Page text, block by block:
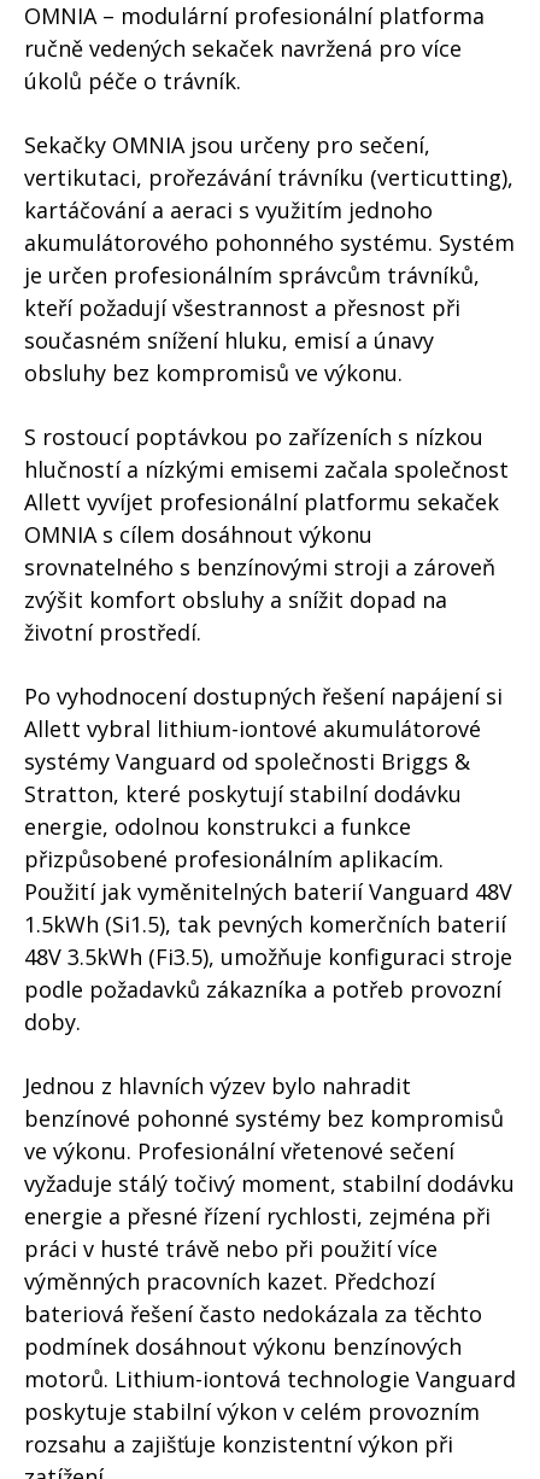
OMNIA – modulární profesionální platforma
ručně vedených sekaček navržená pro více
úkolů péče o trávník.
Sekačky OMNIA jsou určeny pro sečení,
vertikutaci, prořezávání trávníku (verticutting),
kartáčování a aeraci s využitím jednoho
akumulátorového pohonného systému. Systém
je určen profesionálním správcům trávníků,
kteří požadují všestrannost a přesnost při
současném snížení hluku, emisí a únavy
obsluhy bez kompromisů ve výkonu.
S rostoucí poptávkou po zařízeních s nízkou
hlučností a nízkými emisemi začala společnost
Allett vyvíjet profesionální platformu sekaček
OMNIA s cílem dosáhnout výkonu
srovnatelného s benzínovými stroji a zároveň
zvýšit komfort obsluhy a snížit dopad na
životní prostředí.
Po vyhodnocení dostupných řešení napájení si
Allett vybral lithium-iontové akumulátorové
systémy Vanguard od společnosti Briggs &
Stratton, které poskytují stabilní dodávku
energie, odolnou konstrukci a funkce
přizpůsobené profesionálním aplikacím.
Použití jak vyměnitelných baterií Vanguard 48V
1.5kWh (Si1.5), tak pevných komerčních baterií
48V 3.5kWh (Fi3.5), umožňuje konfiguraci stroje
podle požadavků zákazníka a potřeb provozní
doby.
Jednou z hlavních výzev bylo nahradit
benzínové pohonné systémy bez kompromisů
ve výkonu. Profesionální vřetenové sečení
vyžaduje stálý točivý moment, stabilní dodávku
energie a přesné řízení rychlosti, zejména při
práci v husté trávě nebo při použití více
výměnných pracovních kazet. Předchozí
bateriová řešení často nedokázala za těchto
podmínek dosáhnout výkonu benzínových
motorů. Lithium-iontová technologie Vanguard
poskytuje stabilní výkon v celém provozním
rozsahu a zajišťuje konzistentní výkon při